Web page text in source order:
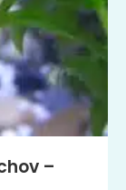
–